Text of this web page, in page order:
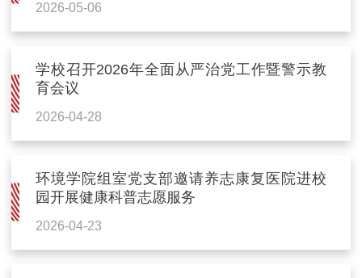
2026-05-06
学校召开2026年全面从严治党工作暨警示教
育会议
2026-04-28
环境学院组室党支部邀请养志康复医院进校
园开展健康科普志愿服务
2026-04-23